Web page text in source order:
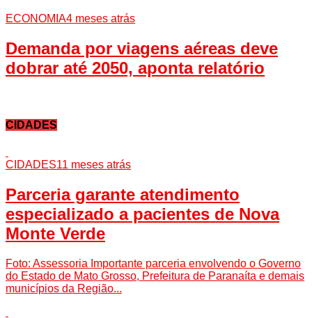
ECONOMIA4 meses atrás
Demanda por viagens aéreas deve
dobrar até 2050, aponta relatório
CIDADES
CIDADES11 meses atrás
Parceria garante atendimento
especializado a pacientes de Nova
Monte Verde
Foto: Assessoria Importante parceria envolvendo o Governo
do Estado de Mato Grosso, Prefeitura de Paranaíta e demais
municípios da Região...